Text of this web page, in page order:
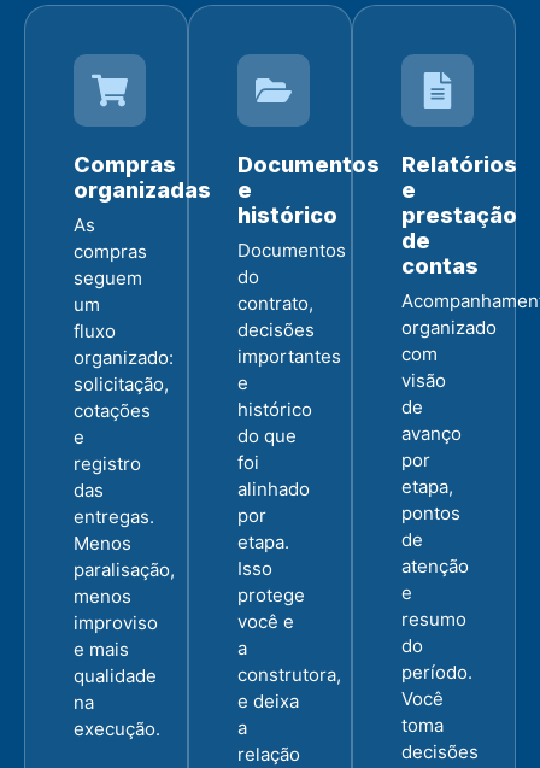
Compras
organizadas
As
compras
seguem
um
fluxo
organizado:
solicitação,
cotações
e
registro
das
entregas.
Menos
paralisação,
menos
improviso
e mais
qualidade
na
execução.
Documentos
e
histórico
Documentos
do
contrato,
decisões
importantes
e
histórico
do que
foi
alinhado
por
etapa.
Isso
protege
você e
a
construtora,
e deixa
a
relação
Relatórios
e
prestação
de
contas
organizado
com
visão
de
avanço
por
etapa,
pontos
de
atenção
e
resumo
do
período.
Você
toma
decisões